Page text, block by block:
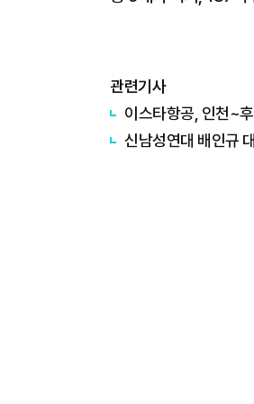
관련기사
이스타항공, 인천~
신남성연대 배인규